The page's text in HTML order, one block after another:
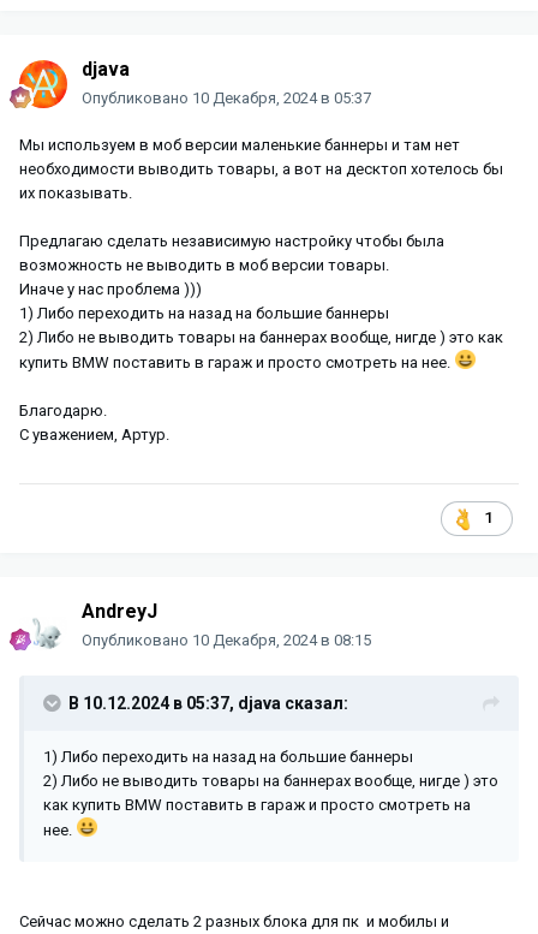
djava
Опубликовано 10 Декабря, 2024 в 05:37
Мы используем в моб версии маленькие баннеры и там нет
необходимости выводить товары, а вот на десктоп хотелось бы
их показывать.
Предлагаю сделать независимую настройку чтобы была
возможность не выводить в моб версии товары.
Иначе у нас проблема )))
1) Либо переходить на назад на большие баннеры
2) Либо не выводить товары на баннерах вообще, нигде ) это как
купить BMW поставить в гараж и просто смотреть на нее.
Благодарю.
С уважением, Артур.
1
AndreyJ
Опубликовано 10 Декабря, 2024 в 08:15
В 10.12.2024 в 05:37, djava сказал:
1) Либо переходить на назад на большие баннеры
2) Либо не выводить товары на баннерах вообще, нигде ) это
как купить BMW поставить в гараж и просто смотреть на
нее.
Сейчас можно сделать 2 разных блока для пк и мобилы и